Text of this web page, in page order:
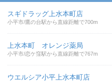
スギドラッグ上水本町店
小平市/鷹の台駅から直線距離で700m
上水本町 オレンジ薬局
小平市/恋ケ窪駅から直線距離で767m
ウエルシア小平上水本町店